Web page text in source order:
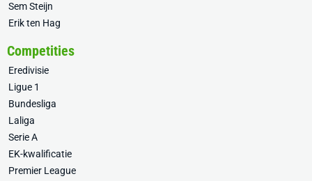
Sem Steijn
Erik ten Hag
Competities
Eredivisie
Ligue 1
Bundesliga
Laliga
Serie A
EK-kwalificatie
Premier League